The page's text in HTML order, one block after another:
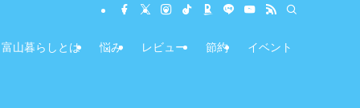
富山暮らしとは 悩み レビュー 節約 イベント